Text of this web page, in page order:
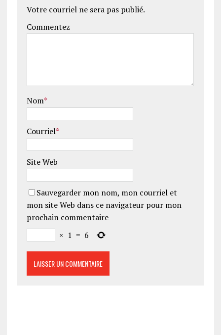
Votre courriel ne sera pas publié.
Commentez
Nom*
Courriel*
Site Web
Sauvegarder mon nom, mon courriel et
mon site Web dans ce navigateur pour mon
prochain commentaire
× 1 = 6